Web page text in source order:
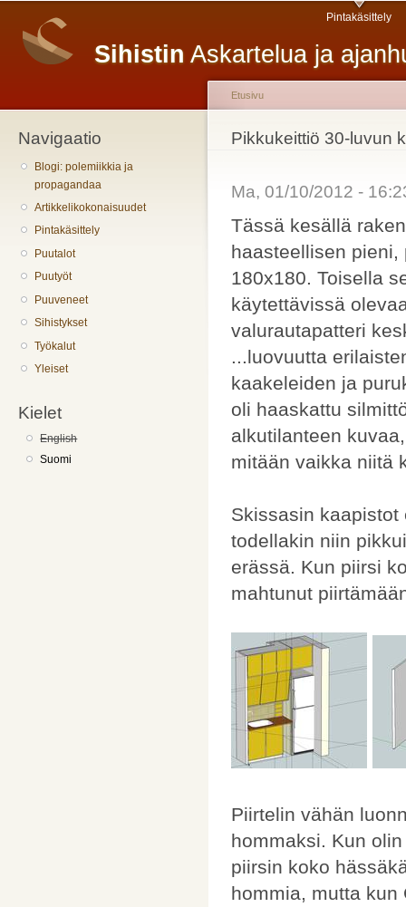
Sihistin Askartelua ja
Pintakäsittely
Navigaatio
Blogi: polemiikkia ja
propagandaa
Artikkelikokonaisuudet
Pintakäsittely
Puutalot
Puutyöt
Puuveneet
Sihistykset
Työkalut
Yleiset
Kielet
English
Suomi
Olet täällä
Etusivu
Pikkukeittiö 30-luvun
Ma, 01/10/2012 -
Tässä kesällä
haasteellisen
180x180. Toisella
käytettävissä
valurautapatteri
...luovuutta
kaakeleiden ja
oli haaskattu
alkutilanteen
mitään vaikka niitä
Skissasin kaapistot
todellakin niin
erässä. Kun piirsi
mahtunut
Piirtelin vähän
hommaksi. Kun
piirsin koko
hommia, mutta